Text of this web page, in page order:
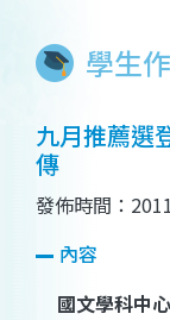
學生
九月推薦
發佈時間：
內容
國文學科中